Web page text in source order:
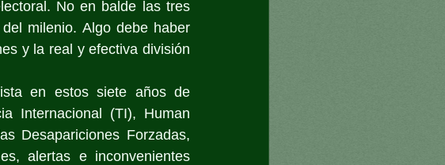
No en balde las tres
milenio. Algo debe haber
y la real y efectiva división
en estos siete años de
Internacional (TI), Human
Desapariciones Forzadas,
alertas e inconvenientes